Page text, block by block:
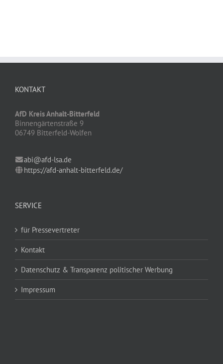
KONTAKT
AfD Kreis Anhalt-Bitterfeld
Binnengärtenstraße 9
06749 Bitterfeld-Wolfen
abi@afd-lsa.de
https://afd-anhalt-bitterfeld.de/
SERVICE
für Pressevertreter
Kontakt
Datenschutz & Transparenz politischer Werbung
Impressum